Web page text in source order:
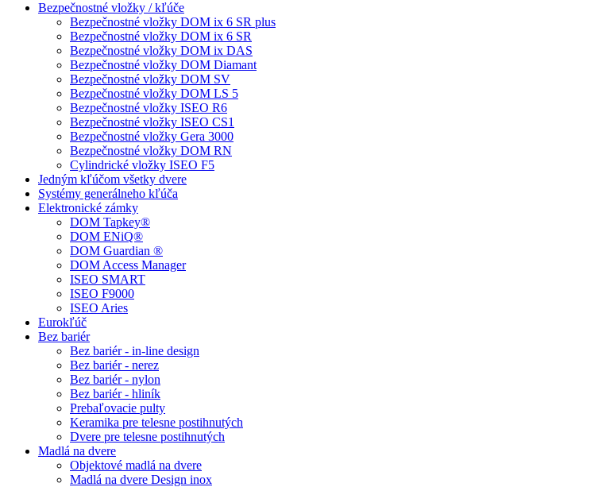
Bezpečnostné vložky / kľúče
Bezpečnostné vložky DOM ix 6 SR plus
Bezpečnostné vložky DOM ix 6 SR
Bezpečnostné vložky DOM ix DAS
Bezpečnostné vložky DOM Diamant
Bezpečnostné vložky DOM SV
Bezpečnostné vložky DOM LS 5
Bezpečnostné vložky ISEO R6
Bezpečnostné vložky ISEO CS1
Bezpečnostné vložky Gera 3000
Bezpečnostné vložky DOM RN
Cylindrické vložky ISEO F5
Jedným kľúčom všetky dvere
Systémy generálneho kľúča
Elektronické zámky
DOM Tapkey®
DOM ENiQ®
DOM Guardian ®
DOM Access Manager
ISEO SMART
ISEO F9000
ISEO Aries
Eurokľúč
Bez bariér
Bez bariér - in-line design
Bez bariér - nerez
Bez bariér - nylon
Bez bariér - hliník
Prebaľovacie pulty
Keramika pre telesne postihnutých
Dvere pre telesne postihnutých
Madlá na dvere
Objektové madlá na dvere
Madlá na dvere Design inox